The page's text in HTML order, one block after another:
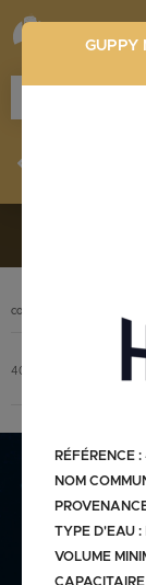
GUPPY
RÉFÉRENCE :
NOM
TYPE D'EAU :
VOLUME
Vous
Stocklist complète
Bactéries
CODE
4060406 GUPPY